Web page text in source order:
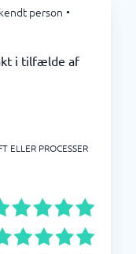
person •
i tilfælde af
ELLER PROCESSER